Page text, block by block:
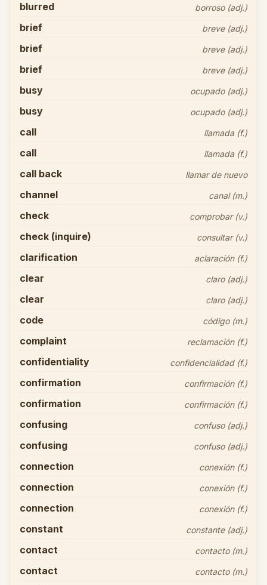
blurred borroso (adj.)
brief breve (adj.)
brief breve (adj.)
brief breve (adj.)
busy ocupado (adj.)
busy ocupado (adj.)
call llamada (f.)
call llamada (f.)
call back llamar de nuevo
channel canal (m.)
check comprobar (v.)
check (inquire) consultar (v.)
clarification aclaración (f.)
clear claro (adj.)
clear claro (adj.)
code código (m.)
complaint reclamación (f.)
confidentiality confidencialidad (f.)
confirmation confirmación (f.)
confirmation confirmación (f.)
confusing confuso (adj.)
confusing confuso (adj.)
connection conexión (f.)
connection conexión (f.)
connection conexión (f.)
constant constante (adj.)
contact contacto (m.)
contact contacto (m.)